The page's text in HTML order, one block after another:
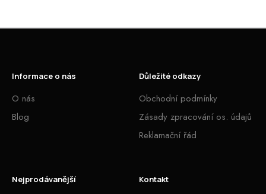
Informace o nás
O nás
Blog
Důležité odkazy
Obchodní podmínky
Zásady zpracování os. údajů
Reklamační řád
Nejprodávanější Kontakt